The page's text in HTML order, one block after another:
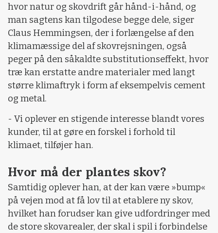
hvor natur og skovdrift går hånd-i-hånd, og
man sagtens kan tilgodese begge dele, siger
Claus Hemmingsen, der i forlængelse af den
klimamæssige del af skovrejsningen, også
peger på den såkaldte substitutionseffekt, hvor
træ kan erstatte andre materialer med langt
større klimaftryk i form af eksempelvis cement
og metal.
- Vi oplever en stigende interesse blandt vores
kunder, til at gøre en forskel i forhold til
klimaet, tilføjer han.
Hvor må der plantes skov?
Samtidig oplever han, at der kan være »bump«
på vejen mod at få lov til at etablere ny skov,
hvilket han forudser kan give udfordringer med
de store skovarealer, der skal i spil i forbindelse